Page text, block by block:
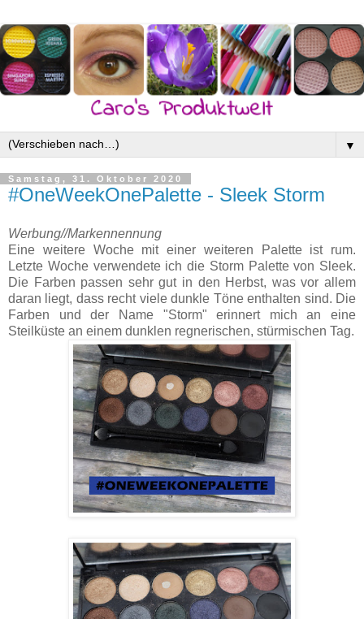
▼
Samstag, 31. Oktober 2020
#OneWeekOnePalette - Sleek Storm
Werbung//Markennennung
Eine weitere Woche mit einer weiteren Palette ist rum.
Letzte Woche verwendete ich die Storm Palette von Sleek.
Die Farben passen sehr gut in den Herbst, was vor allem
daran liegt, dass recht viele dunkle Töne enthalten sind. Die
Farben und der Name "Storm" erinnert mich an eine
Steilküste an einem dunklen regnerischen, stürmischen Tag.